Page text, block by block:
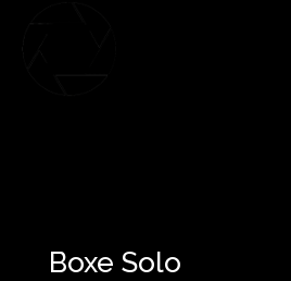
Boxe Solo